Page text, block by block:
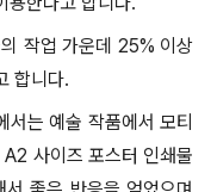
작업 가운데 25% 이상
합니다.
서는 예술 작품에서 모티
사이즈 포스터 인쇄물